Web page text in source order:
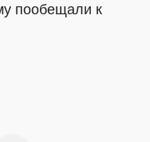
пообещали к